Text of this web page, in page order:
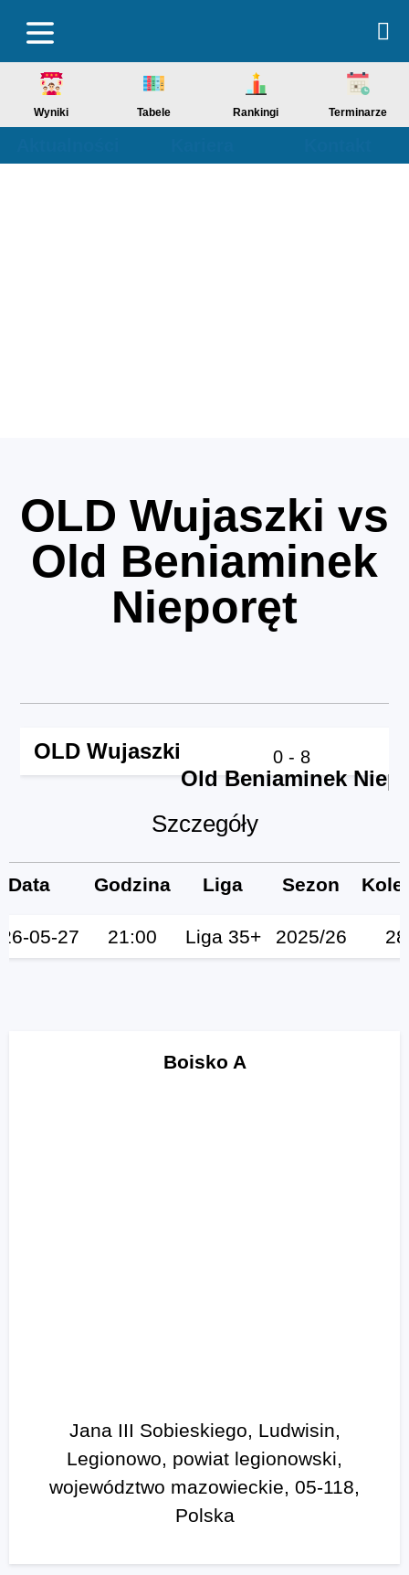
Wyniki Tabele Rankingi Terminarze
OLD Wujaszki vs
Old Beniaminek
Nieporęt
OLD Wujaszki
Old Beniaminek
0- 8
Szczegóły
Data Godzina Liga Sezon
05-27 21:00 Liga 35+ 2025/26 28
Boisko A
Jana III Sobieskiego, Ludwisin,
Legionowo, powiat legionowski,
województwo mazowieckie, 05-118,
Polska